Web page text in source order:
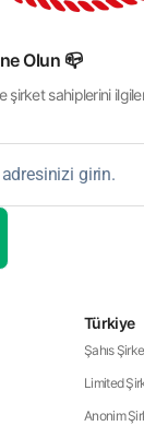
Olun 📪
şirket sahiplerini
Türkiye
Şahıs
Limited
Anonim